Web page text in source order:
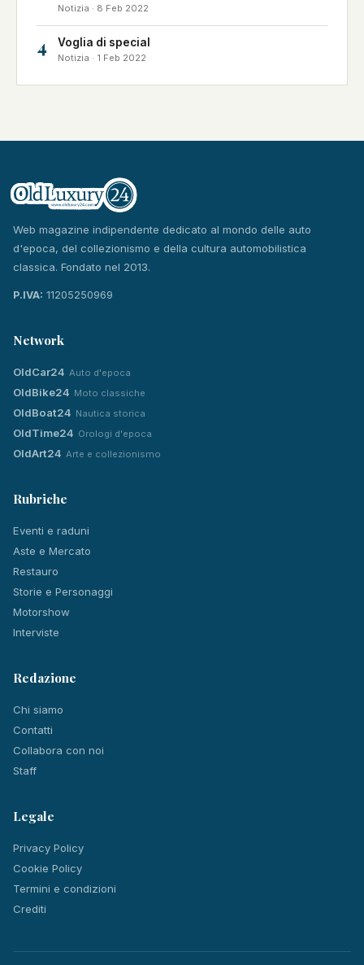
Notizia · 8 Feb 2022
4 Voglia di special
Notizia · 1 Feb 2022
Web magazine indipendente dedicato al mondo delle auto
d'epoca, del collezionismo e della cultura automobilistica
classica. Fondato nel 2013.
P.IVA: 11205250969
Network
OldCar24 Auto d'epoca
OldBike24 Moto classiche
OldBoat24 Nautica storica
OldTime24 Orologi d'epoca
OldArt24 Arte e collezionismo
Rubriche
Eventi e raduni
Aste e Mercato
Restauro
Storie e Personaggi
Motorshow
Interviste
Redazione
Chi siamo
Contatti
Collabora con noi
Staff
Legale
Privacy Policy
Cookie Policy
Termini e condizioni
Crediti